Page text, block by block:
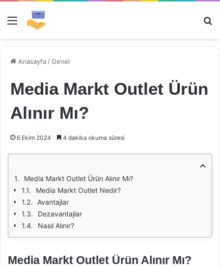
Menü
Anasayfa /Genel
Media Markt Outlet Ürün
Alınır Mı?
6 Ekim 2024 4 dakika okuma süresi
Media Markt Outlet Ürün Alınır Mı?
Media Markt Outlet Nedir?
Avantajlar
Dezavantajlar
Nasıl Alınır?
Media Markt Outlet Ürün Alınır Mı?